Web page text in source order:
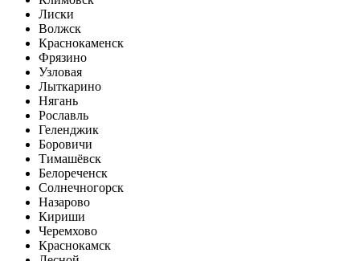
Лиски
Волжск
Краснокаменск
Фрязино
Узловая
Лыткарино
Нягань
Рославль
Геленджик
Боровичи
Тимашёвск
Белореченск
Солнечногорск
Назарово
Кириши
Черемхово
Краснокамск